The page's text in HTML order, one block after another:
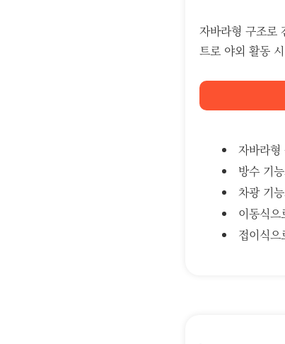
자바라형 구조로
트로 야외 활동
자바라형
방수 기
차광 기
이동식
접이식으